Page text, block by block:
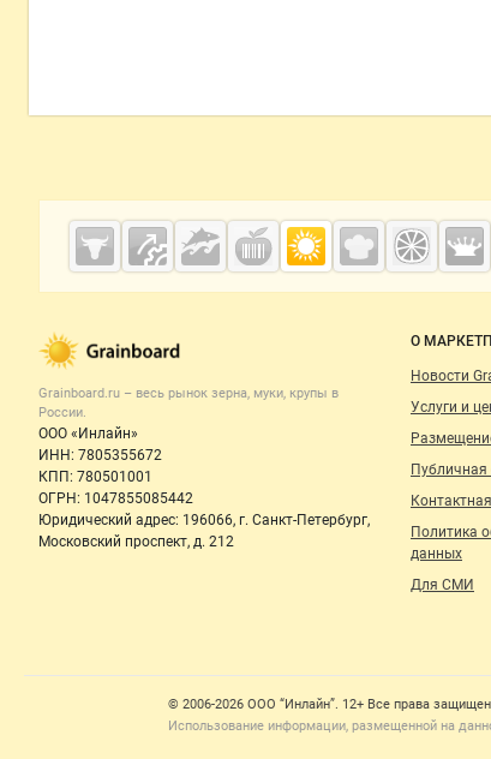
Дополнительная информация
Cсылки на полезные проекты
Grainboard.ru
Важные разделы и контакты
Grainboard.ru – весь рынок зерна, муки, крупы в
России.
ООО «Инлайн»
ИНН: 7805355672
КПП: 780501001
ОГРН: 1047855085442
Юридический адрес: 196066, г. Санкт-Петербург,
Московский проспект, д. 212
О
Новости
Услуги и
Публичная
Политика
данных
Для СМИ
Счетчики, авторское право, логотипы
© 2006‑2026 ООО “Инлайн”. 12+ Все права
Использование информации, размещенной на